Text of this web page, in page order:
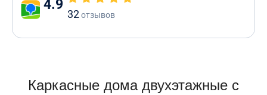
4.9
32отзывов
Каркасные дома двухэтажные с